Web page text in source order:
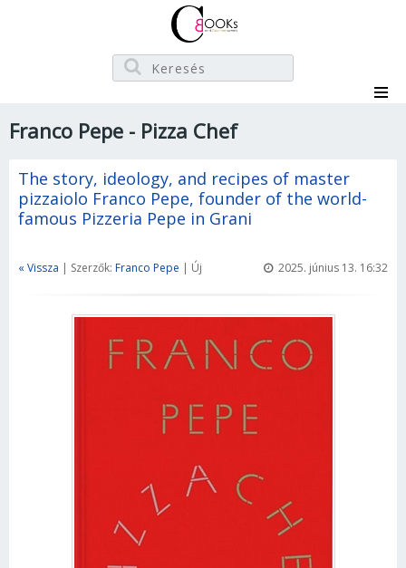
Franco Pepe - Pizza Chef
The story, ideology, and recipes of master
pizzaiolo Franco Pepe, founder of the world-
famous Pizzeria Pepe in Grani
« Vissza | Szerzők: Franco Pepe | Új 2025. június 13. 16:32